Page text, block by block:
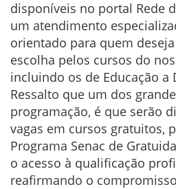
disponíveis no portal Rede
um atendimento
orientado para quem
escolha pelos cursos do
incluindo os de Educação a
Ressalto que um dos
programação, é que serão
vagas em cursos gratuitos,
Programa Senac de
o acesso à qualificação
reafirmando o